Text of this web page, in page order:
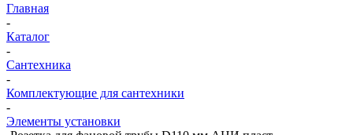
Главная
-
Каталог
-
Сантехника
-
Комплектующие для сантехники
-
Элементы установки